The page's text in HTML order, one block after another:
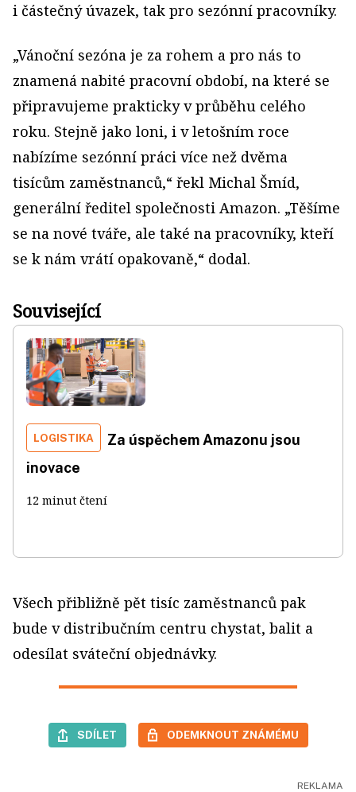
i částečný úvazek, tak pro sezónní pracovníky.
„Vánoční sezóna je za rohem a pro nás to
znamená nabité pracovní období, na které se
připravujeme prakticky v průběhu celého
roku. Stejně jako loni, i v letošním roce
nabízíme sezónní práci více než dvěma
tisícům zaměstnanců,“ řekl Michal Šmíd,
generální ředitel společnosti Amazon. „Těšíme
se na nové tváře, ale také na pracovníky, kteří
se k nám vrátí opakovaně,“ dodal.
Související
LOGISTIKA
Za úspěchem Amazonu jsou
inovace
12 minut čtení
Všech přibližně pět tisíc zaměstnanců pak
bude v distribučním centru chystat, balit a
odesílat sváteční objednávky.
SDÍLET ODEMKNOUT ZNÁMÉMU